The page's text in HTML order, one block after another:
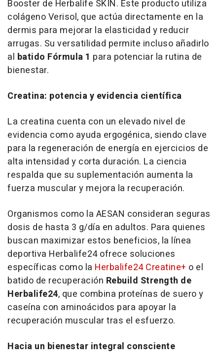
Booster de Herbalife SKIN. Este producto utiliza
colágeno Verisol, que actúa directamente en la
dermis para mejorar la elasticidad y reducir
arrugas. Su versatilidad permite incluso añadirlo
al batido Fórmula 1 para potenciar la rutina de
bienestar.
Creatina: potencia y evidencia científica
La creatina cuenta con un elevado nivel de
evidencia como ayuda ergogénica, siendo clave
para la regeneración de energía en ejercicios de
alta intensidad y corta duración. La ciencia
respalda que su suplementación aumenta la
fuerza muscular y mejora la recuperación.
Organismos como la AESAN consideran seguras
dosis de hasta 3 g/día en adultos. Para quienes
buscan maximizar estos beneficios, la línea
deportiva Herbalife24 ofrece soluciones
específicas como la Herbalife24 Creatine+ o el
batido de recuperación Rebuild Strength de
Herbalife24, que combina proteínas de suero y
caseína con aminoácidos para apoyar la
recuperación muscular tras el esfuerzo.
Hacia un bienestar integral consciente